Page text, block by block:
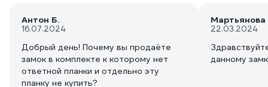
Антон Б.
16.07.2024
Добрый день! Почему вы продаёте
замок в комплекте к которому нет
ответной планки и отдельно эту
планку не купить?
Мартьянова
22.03.2024
данному